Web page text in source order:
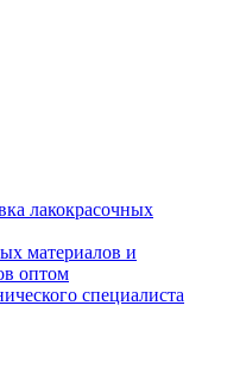
лакокрасочных
материалов и
оптом
специалиста